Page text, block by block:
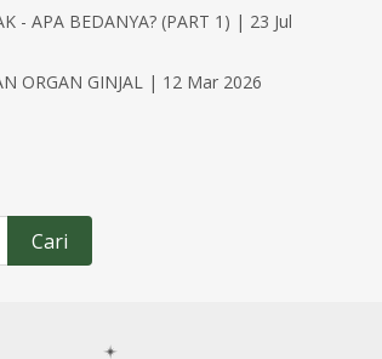
- APA BEDANYA? (PART 1) | 23 Jul
ORGAN GINJAL | 12 Mar 2026